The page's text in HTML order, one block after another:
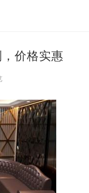
价格实惠